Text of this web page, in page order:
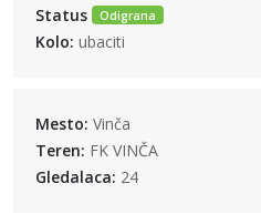
Status
Odigrana
Kolo: ubaciti
Mesto: Vinča
Teren: FK VINČA
Gledalaca: 24